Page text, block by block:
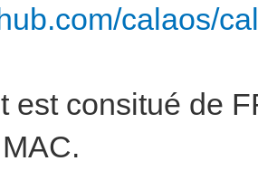
calaos/
est consitué de